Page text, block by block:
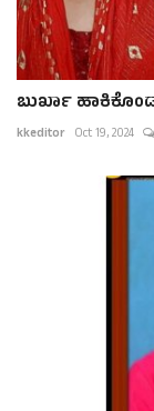
ಬುರ್ಖಾ
kkeditor Oct 19, 2024